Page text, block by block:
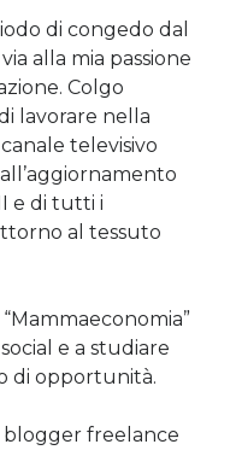
sta affrontando la
sta affrontando la
sta affrontando la
sta affrontando la
di congedo dal
alla mia passione
Colgo
lavorare nella
televisivo
e di tutti i
al tessuto
e a studiare
di opportunità.
blogger freelance